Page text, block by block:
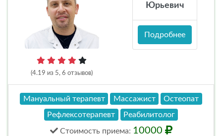
(4.19 из 5, 6 отзывов)
Юрьевич
Подробнее
Мануальный терапевт Массажист
Остеопат
Рефлексотерапевт
Реабилитолог
Стоимость приема: 10000